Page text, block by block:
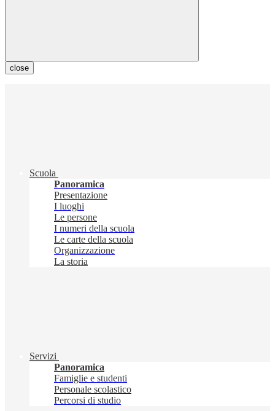
close
Scuola
Panoramica
Presentazione
I luoghi
Le persone
I numeri della scuola
Le carte della scuola
Organizzazione
La storia
Servizi
Panoramica
Famiglie e studenti
Personale scolastico
Percorsi di studio